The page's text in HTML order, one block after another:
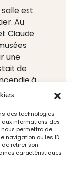
des technologies
informations des
permettra de
navigation ou les ID
retirer son
caractéristiques
est
Au
Claude
une
de
à
de
nuances